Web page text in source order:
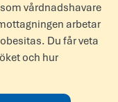
vårdnadshavare
arbetar
Du får veta
och hur